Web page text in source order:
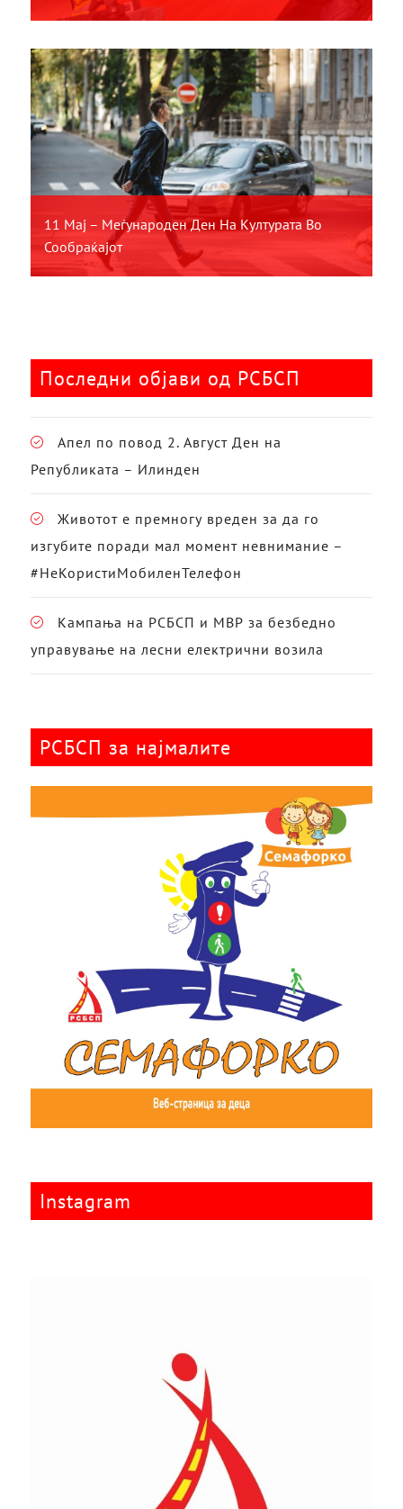
11 Мај – Меѓународен Ден На Културата Во
Сообраќајот
Последни објави од РСБСП
Апел по повод 2. Август Ден на
Републиката – Илинден
Животот е премногу вреден за да го
изгубите поради мал момент невнимание –
#НеКористиМобиленТелефон
Кампања на РСБСП и МВР за безбедно
управување на лесни електрични возила
РСБСП за најмалите
Instagram